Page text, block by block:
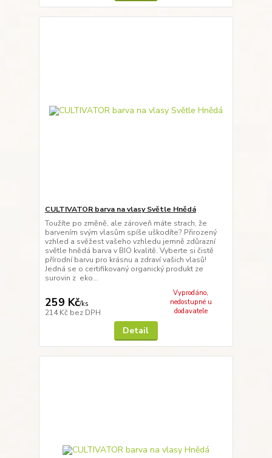
CULTIVATOR barva na vlasy Světle Hnědá
Toužíte po změně, ale zároveň máte strach, že
barvením svým vlasům spíše uškodíte? Přirozený
vzhled a svěžest vašeho vzhledu jemně zdůrazní
světle hnědá barva v BIO kvalitě. Vyberte si čistě
přírodní barvu pro krásnu a zdraví vašich vlasů!
Jedná se o certifikovaný organický produkt ze
surovin z eko...
259 Kč/ks
214 Kč bez DPH
Vyprodáno,
nedostupné u
dodavatele
Detail